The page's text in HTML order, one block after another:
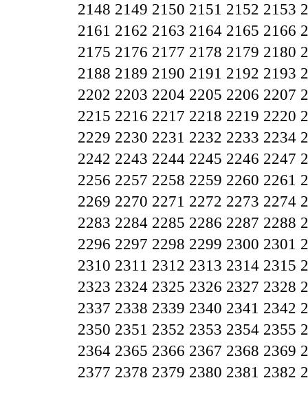
2148 2149 2150 2151 2152 2153
2161 2162 2163 2164 2165 2166
2175 2176 2177 2178 2179 2180
2188 2189 2190 2191 2192 2193
2202 2203 2204 2205 2206 2207
2215 2216 2217 2218 2219 2220
2229 2230 2231 2232 2233 2234
2242 2243 2244 2245 2246 2247
2256 2257 2258 2259 2260 2261
2269 2270 2271 2272 2273 2274
2283 2284 2285 2286 2287 2288
2296 2297 2298 2299 2300 2301
2310 2311 2312 2313 2314 2315
2323 2324 2325 2326 2327 2328
2337 2338 2339 2340 2341 2342
2350 2351 2352 2353 2354 2355
2364 2365 2366 2367 2368 2369
2377 2378 2379 2380 2381 2382